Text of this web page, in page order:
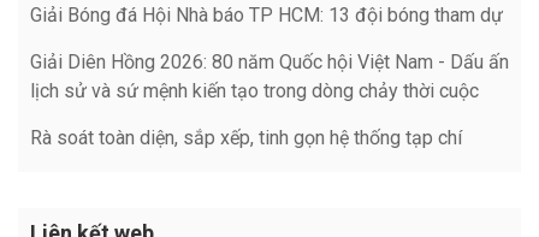
Giải Bóng đá Hội Nhà báo TP HCM: 13 đội bóng tham dự
Giải Diên Hồng 2026: 80 năm Quốc hội Việt Nam - Dấu ấn
lịch sử và sứ mệnh kiến tạo trong dòng chảy thời cuộc
Rà soát toàn diện, sắp xếp, tinh gọn hệ thống tạp chí